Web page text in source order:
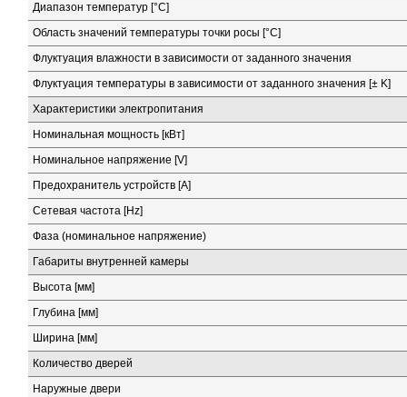
Диапазон температур [°C]
Область значений температуры точки росы [°C]
Флуктуация влажности в зависимости от заданного значения
Флуктуация температуры в зависимости от заданного значения [± K]
Характеристики электропитания
Номинальная мощность [кВт]
Номинальное напряжение [V]
Предохранитель устройств [A]
Сетевая частота [Hz]
Фаза (номинальное напряжение)
Габариты внутренней камеры
Высота [мм]
Глубина [мм]
Ширина [мм]
Количество дверей
Наружные двери